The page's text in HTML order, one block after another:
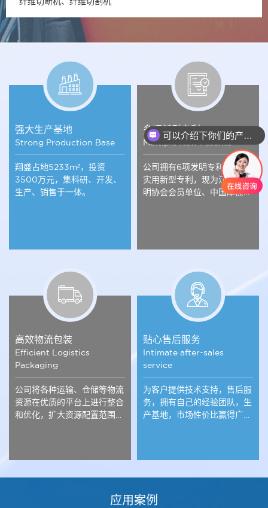
强大生产基地
Strong Production Base
翔盛占地5233m²，投资
3500万元，集科研、开发、
生产、销售于一体。
多项新型专利
Multiple New Patents
公司拥有6项发明专利，5项
实用新型专利，现为江苏省发
明协会会员单位、中国摩擦密
高效物流包装
Efficient Logistics
Packaging
公司将各种运输、仓储等物流
资源在优质的平台上进行整合
和优化，扩大资源配置范围，
贴心售后服务
Intimate after-sales
service
为客户提供技术支持，售后服
务，拥有自己的经验团队，生
产基地，市场性价比赢得广大
应用案例
可以介绍下你们的产品么
你们是怎么收费的呢